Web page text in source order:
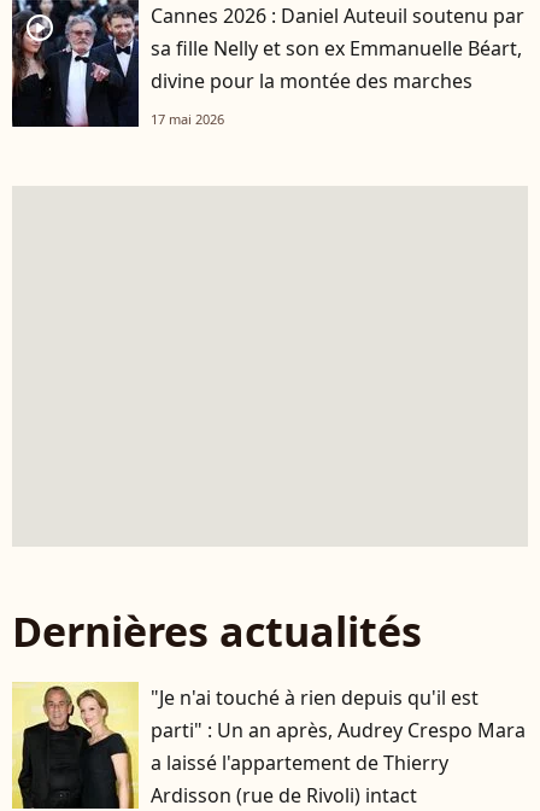
player2
Cannes 2026 : Daniel Auteuil soutenu par
sa fille Nelly et son ex Emmanuelle Béart,
divine pour la montée des marches
17 mai 2026
Dernières actualités
"Je n'ai touché à rien depuis qu'il est
parti" : Un an après, Audrey Crespo Mara
a laissé l'appartement de Thierry
Ardisson (rue de Rivoli) intact